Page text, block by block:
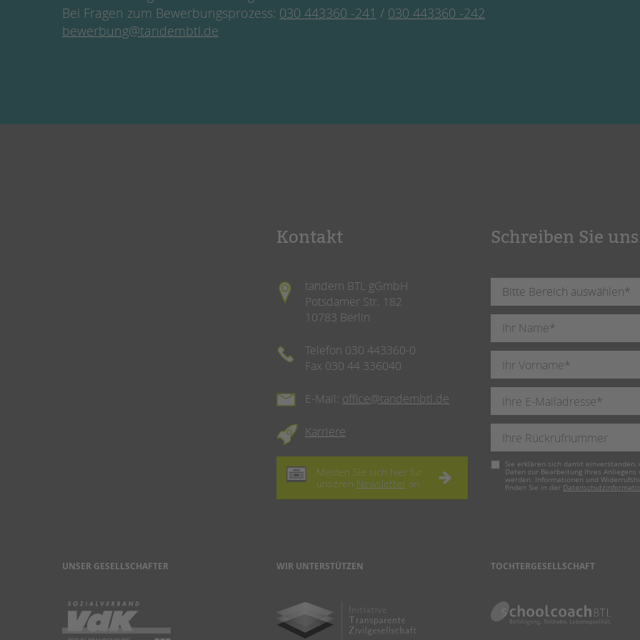
Bei Fragen zum Bewerbungsprozess: 030 443360 -241 / 030 443360 -242
bewerbung@tandembtl.de
Kontakt
tandem BTL gGmbH
Potsdamer Str. 182
10783 Berlin
Telefon 030 443360-0
Fax 030 44 336040
E-Mail: office@tandembtl.de
Karriere
Melden Sie sich hier für
unseren Newsletter an.
Schreiben Sie
Pflichtfeld
Sie erklären sich damit einverstanden,
Daten zur Bearbeitung Ihres Anliegens
werden. Informationen und
finden Sie in der
UNSER GESELLSCHAFTER WIR UNTERSTÜTZEN TOCHTERGESELLSCHAFT